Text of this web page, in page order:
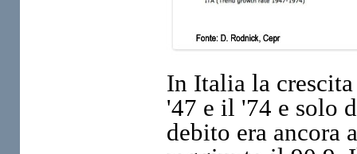
In Italia la
'47 e il '74 e solo
debito era ancora